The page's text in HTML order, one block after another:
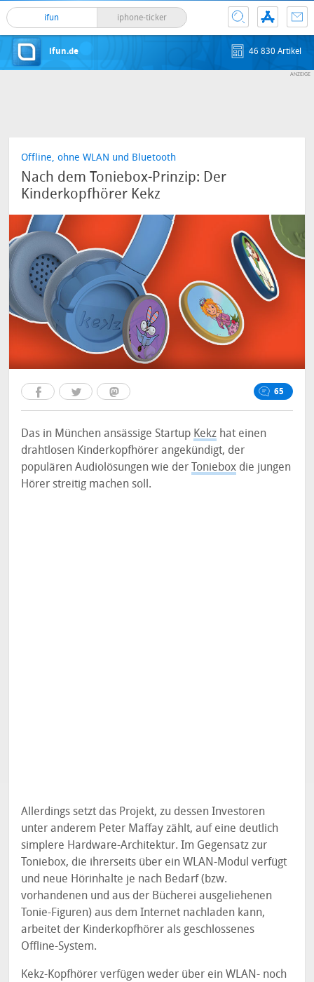
ifun iphone-ticker
ifun.de 46 830 Artikel
Offline, ohne WLAN und Bluetooth
Nach dem Toniebox-Prinzip: Der
Kinderkopfhörer Kekz
65
Das in München ansässige Startup Kekz hat einen
drahtlosen Kinderkopfhörer angekündigt, der
populären Audiolösungen wie derToniebox die jungen
Hörer streitig machen soll.
Allerdings setzt das Projekt, zu dessen Investoren
unter anderem Peter Maffay zählt, auf eine deutlich
simplere Hardware-Architektur. Im Gegensatz zur
Toniebox, die ihrerseits über ein WLAN-Modul verfügt
und neue Hörinhalte je nach Bedarf (bzw.
vorhandenen und aus der Bücherei ausgeliehenen
Tonie-Figuren) aus dem Internet nachladen kann,
arbeitet der Kinderkopfhörer als geschlossenes
Offline-System.
Kekz-Kopfhörer verfügen weder über ein WLAN- noch